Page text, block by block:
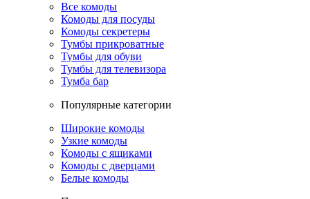
Все комоды
Комоды для посуды
Комоды секретеры
Тумбы прикроватные
Тумбы для обуви
Тумбы для телевизора
Тумба бар
Популярные категории
Широкие комоды
Узкие комоды
Комоды с ящиками
Комоды с дверцами
Белые комоды